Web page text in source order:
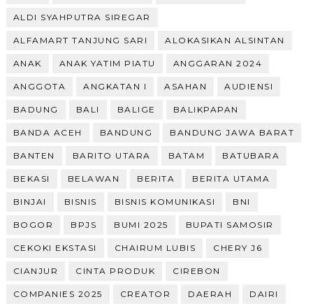
ALDI SYAHPUTRA SIREGAR
ALFAMART TANJUNG SARI ALOKASIKAN ALSINTAN
ANAK ANAK YATIM PIATU ANGGARAN 2024
ANGGOTA ANGKATAN I ASAHAN AUDIENSI
BADUNG BALI BALIGE BALIKPAPAN
BANDA ACEH BANDUNG BANDUNG JAWA BARAT
BANTEN BARITO UTARA BATAM BATUBARA
BEKASI BELAWAN BERITA BERITA UTAMA
BINJAI BISNIS BISNIS KOMUNIKASI BNI
BOGOR BPJS BUMI 2025 BUPATI SAMOSIR
CEKOKI EKSTASI CHAIRUM LUBIS CHERY J6
CIANJUR CINTA PRODUK CIREBON
COMPANIES 2025 CREATOR DAERAH DAIRI